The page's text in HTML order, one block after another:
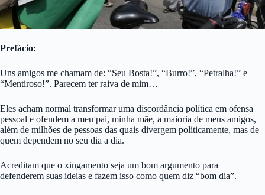
Prefácio:
Uns amigos me chamam de: “Seu Bosta!”, “Burro!”, “Petralha!” e
“Mentiroso!”. Parecem ter raiva de mim…
Eles acham normal transformar uma discordância política em ofensa
pessoal e ofendem a meu pai, minha mãe, a maioria de meus amigos,
além de milhões de pessoas das quais divergem politicamente, mas de
quem dependem no seu dia a dia.
Acreditam que o xingamento seja um bom argumento para
defenderem suas ideias e fazem isso como quem diz “bom dia”.